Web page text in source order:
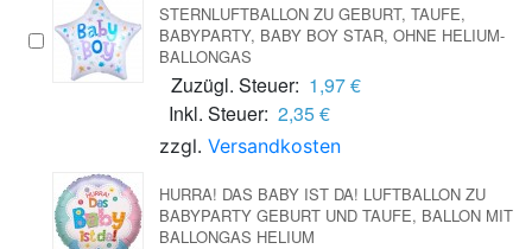
STERNLUFTBALLON ZU GEBURT, TAUFE,
BABYPARTY, BABY BOY STAR, OHNE HELIUM-
BALLONGAS
Zuzügl. Steuer: 1,97 €
Inkl. Steuer: 2,35 €
zzgl. Versandkosten
HURRA! DAS BABY IST DA! LUFTBALLON ZU
BABYPARTY GEBURT UND TAUFE, BALLON MIT
BALLONGAS HELIUM